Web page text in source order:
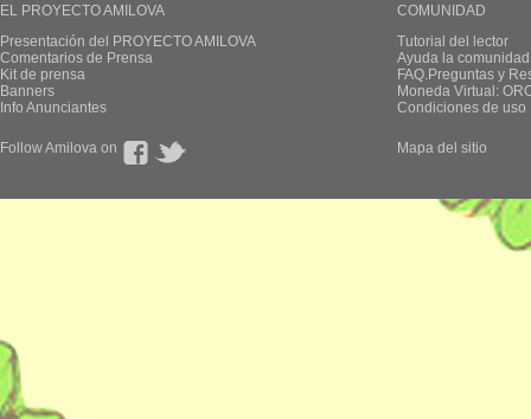
EL PROYECTO AMILOVA
Presentación del PROYECTO AMILOVA
Comentarios de Prensa
Kit de prensa
Banners
Info Anunciantes
COMUNIDAD
Tutorial del lector
Ayuda la
FAQ.Preguntas y
Moneda Virtual:
Condiciones de uso
Follow Amilova on Mapa del sitio